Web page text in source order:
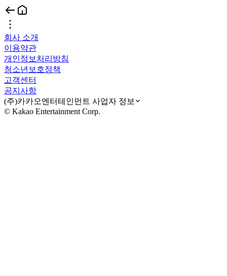
회사 소개
이용약관
개인정보처리방침
청소년보호정책
고객센터
공지사항
(주)카카오엔터테인먼트 사업자 정보
© Kakao Entertainment Corp.